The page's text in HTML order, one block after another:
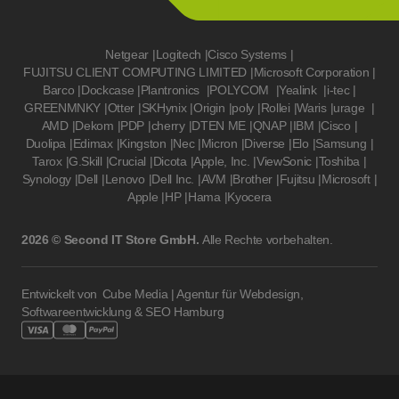
Netgear |Logitech |Cisco Systems |
FUJITSU CLIENT COMPUTING LIMITED |Microsoft Corporation |
Barco |Dockcase |Plantronics |POLYCOM |Yealink |i-tec |
GREENMNKY |Otter |SKHynix |Origin |poly |Rollei |Waris |urage |
AMD |Dekom |PDP |cherry |DTEN ME |QNAP |IBM |Cisco |
Duolipa |Edimax |Kingston |Nec |Micron |Diverse |Elo |Samsung |
Tarox |G.Skill |Crucial |Dicota |Apple, Inc. |ViewSonic |Toshiba |
Synology |Dell |Lenovo |Dell Inc. |AVM |Brother |Fujitsu |Microsoft |
Apple |HP |Hama |Kyocera
2026 © Second IT Store GmbH. Alle Rechte vorbehalten.
Entwickelt von Cube Media | Agentur für Webdesign,
Softwareentwicklung & SEO Hamburg